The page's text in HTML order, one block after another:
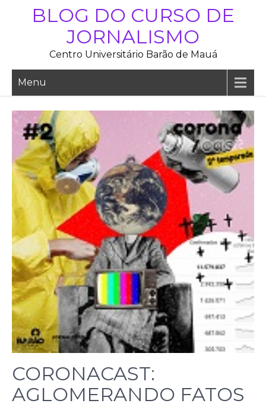
BLOG DO CURSO DE
JORNALISMO
Centro Universitário Barão de Mauá
Menu
CORONACAST:
AGLOMERANDO FATOS